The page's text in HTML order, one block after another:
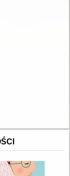
: drogi proste i